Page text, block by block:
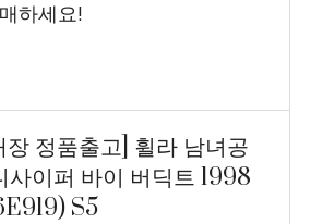
하세요!
정품출고] 휠라 남녀공
사이퍼 바이 버딕트 1998
S5